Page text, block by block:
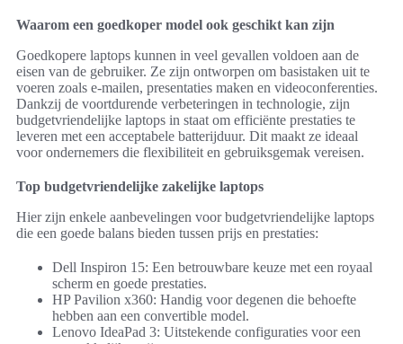
Waarom een goedkoper model ook geschikt kan zijn
Goedkopere laptops kunnen in veel gevallen voldoen aan de
eisen van de gebruiker. Ze zijn ontworpen om basistaken uit te
voeren zoals e-mailen, presentaties maken en videoconferenties.
Dankzij de voortdurende verbeteringen in technologie, zijn
budgetvriendelijke laptops in staat om efficiënte prestaties te
leveren met een acceptabele batterijduur. Dit maakt ze ideaal
voor ondernemers die flexibiliteit en gebruiksgemak vereisen.
Top budgetvriendelijke zakelijke laptops
Hier zijn enkele aanbevelingen voor budgetvriendelijke laptops
die een goede balans bieden tussen prijs en prestaties:
Dell Inspiron 15: Een betrouwbare keuze met een royaal
scherm en goede prestaties.
HP Pavilion x360: Handig voor degenen die behoefte
hebben aan een convertible model.
Lenovo IdeaPad 3: Uitstekende configuraties voor een